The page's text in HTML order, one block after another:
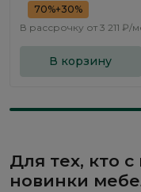
70%+30%
В рассрочку от 3 211 ₽/
В корзину
Для тех, кто
новинки